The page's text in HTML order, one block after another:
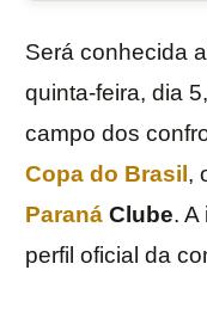
Será conhecida
quinta-feira, dia
campo dos
Copa do Brasil ,
Paraná Clube.
perfil oficial da